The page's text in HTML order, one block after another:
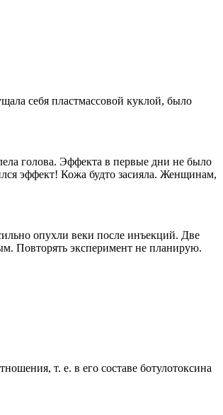
себя пластмассовой куклой, было
голова. Эффекта в первые дни не было
эффект! Кожа будто засияла. Женщинам,
опухли веки после инъекций. Две
Повторять эксперимент не планирую.
т. е. в его составе ботулотоксина